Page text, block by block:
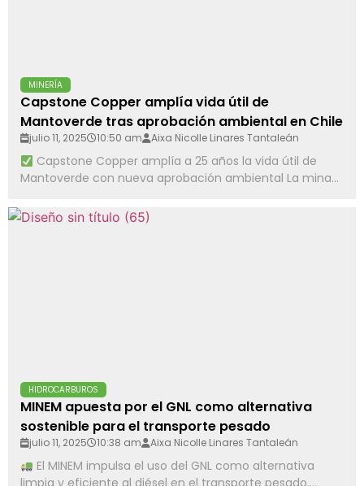
MINERÍA
Capstone Copper amplía vida útil de
Mantoverde tras aprobación ambiental en Chile
julio 11, 2025 10:50 am Aixa Nicolle Linares Tantaleán
Capstone Copper amplía a 25 años la vida útil de
Mantoverde con nueva aprobación ambiental La mina...
HIDROCARBUROS
MINEM apuesta por el GNL como alternativa
sostenible para el transporte pesado
julio 11, 2025 10:38 am Aixa Nicolle Linares Tantaleán
El MINEM impulsa el uso del GNL como alternativa